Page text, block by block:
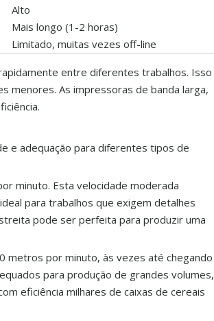
Alto
Mais longo (1-2 horas)
Limitado, muitas vezes off-line
entre diferentes trabalhos. Isso
menores. As impressoras de banda larga,
e adequação para diferentes tipos de
minuto. Esta velocidade moderada
para trabalhos que exigem detalhes
pode ser perfeita para produzir uma
metros por minuto, às vezes até chegando
para produção de grandes volumes,
eficiência milhares de caixas de cereais